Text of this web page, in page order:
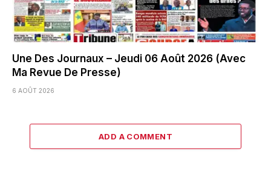
Une Des Journaux – Jeudi 06 Août 2026 (Avec
Ma Revue De Presse)
6 AOÛT 2026
ADD A COMMENT